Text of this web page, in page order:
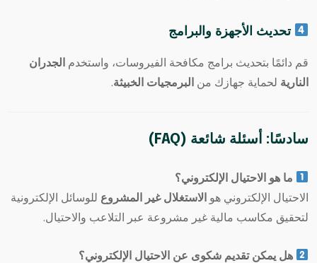
تحديث الأجهزة والبرامج
قم دائمًا بتحديث برامج مكافحة الفيروسات، واستخدم الجدران
النارية لحماية جهازك من البرمجيات الخبيثة.
سادسًا: أسئلة شائعة (FAQ)
ما هو الاحتيال الإلكتروني؟
الاحتيال الإلكتروني هو الاستغلال غير المشروع للوسائل الإلكترونية
لتحقيق مكاسب مالية غير مشروعة عبر التلاعب والاحتيال.
هل يمكن تقديم شكوى عن الاحتيال الإلكتروني؟